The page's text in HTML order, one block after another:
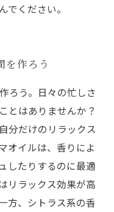
でください。
を作ろう
ろう。日々の忙しさ
とはありませんか？
分だけのリラックス
オイルは、香りによ
したりするのに最適
リラックス効果が高
方、シトラス系の香